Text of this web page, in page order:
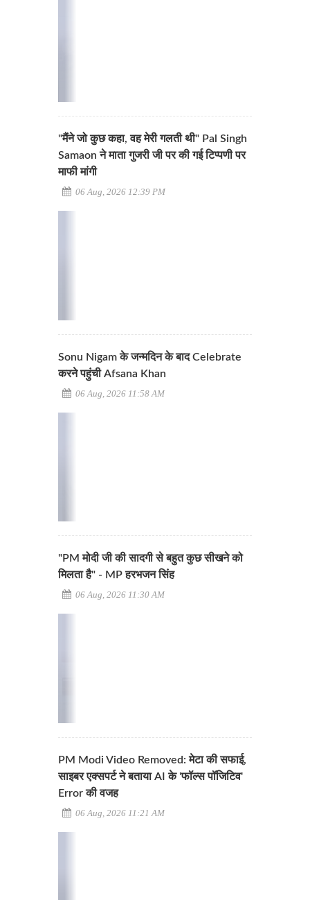
"मैंने जो कुछ कहा, वह मेरी गलती थी" Pal Singh
Samaon ने माता गुजरी जी पर की गई टिप्पणी पर
माफी मांगी
06 Aug, 2026 12:39 PM
Sonu Nigam के जन्मदिन के बाद Celebrate
करने पहुंची Afsana Khan
06 Aug, 2026 11:58 AM
"PM मोदी जी की सादगी से बहुत कुछ सीखने को
मिलता है" - MP हरभजन सिंह
06 Aug, 2026 11:30 AM
PM Modi Video Removed: मेटा की सफाई,
साइबर एक्सपर्ट ने बताया AI के 'फॉल्स पॉजिटिव'
Error की वजह
06 Aug, 2026 11:21 AM